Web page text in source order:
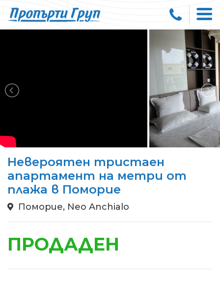
Невероятен тристаен
апартамент на метри от
плажа в Поморие
Поморие, Neo Anchialo
ПРОДАДЕН